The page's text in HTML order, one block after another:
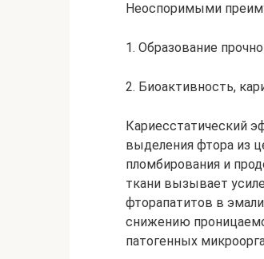
Неоспоримыми
1. Образование
2. Биоактивность,
Кариесстатический
выделения фтора из
пломбирования и
ткани вызывает
фторапатитов в
снижению
патогенных